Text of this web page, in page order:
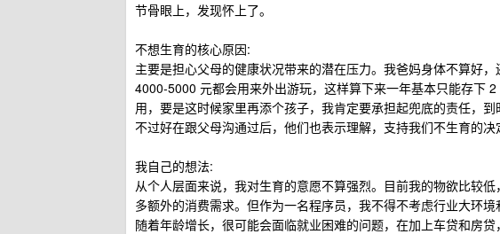
节骨眼上，发现怀上了。
不想生育的核心原因:
主要是担心父母的健康状况带来的潜在压力。我爸妈身体不算好
4000-5000 元都会用来外出游玩，这样算下来一年基本只能存下
用，要是这时候家里再添个孩子，我肯定要承担起兜底的责任，
不过好在跟父母沟通过后，他们也表示理解，支持我们不生育的决
我自己的想法:
从个人层面来说，我对生育的意愿不算强烈。目前我的物欲比较
多额外的消费需求。但作为一名程序员，我不得不考虑行业大环
随着年龄增长，很可能会面临就业困难的问题，在加上车贷和房